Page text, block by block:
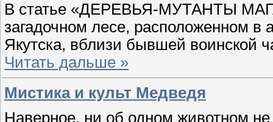
В статье «ДЕРЕВЬЯ-МУТАНТЫ
загадочном лесе, расположенном в
Якутска, вблизи бывшей
Читать дальше »
Мистика и культ Медведя
Наверное, ни об одном животном не